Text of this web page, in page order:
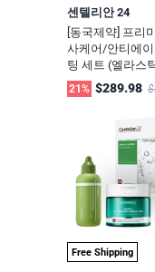
센텔리안 24
[동국제약] 프리
사케어/안티에
팅 세트 (엘라스
크로바이옴 앰플
+ 마데카크림 타
부스팅샷젤 + 리
21% $289.98
Free Shipping